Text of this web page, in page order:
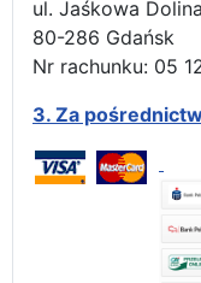
ul. Jaśkowa
80-286 Gdańsk
Nr rachunku: 05
3. Za